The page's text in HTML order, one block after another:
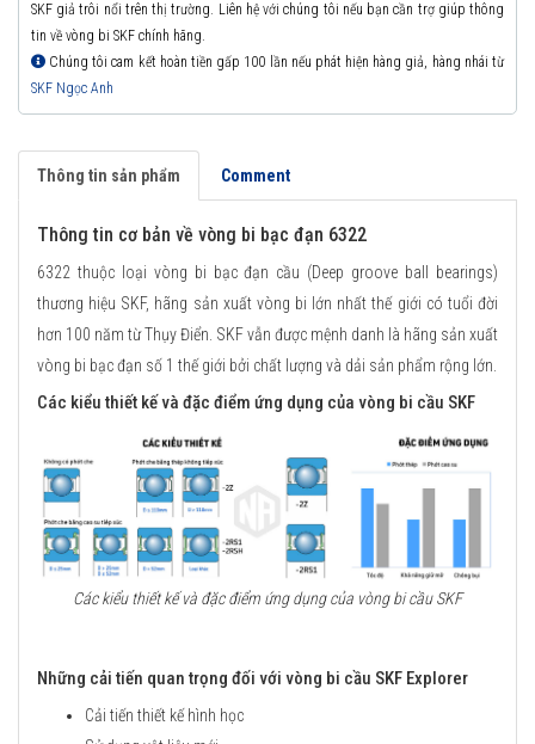
SKF giả trôi nổi trên thị trường. Liên hệ với chúng tôi nếu bạn cần trợ giúp thông
tin về vòng bi SKF chính hãng.
Chúng tôi cam kết hoàn tiền gấp 100 lần nếu phát hiện hàng giả, hàng nhái từ
SKF Ngọc Anh
Thông tin sản phẩm Comment
Thông tin cơ bản về vòng bi bạc đạn 6322
6322 thuộc loại vòng bi bạc đạn cầu (Deep groove ball bearings)
thương hiệu SKF, hãng sản xuất vòng bi lớn nhất thế giới có tuổi đời
hơn 100 năm từ Thụy Điển. SKF vẫn được mệnh danh là hãng sản xuất
vòng bi bạc đạn số 1 thế giới bởi chất lượng và dải sản phẩm rộng lớn.
Các kiểu thiết kế và đặc điểm ứng dụng của vòng bi cầu SKF
Các kiểu thiết kế và đặc điểm ứng dụng của vòng bi cầu SKF
Những cải tiến quan trọng đối với vòng bi cầu SKF Explorer
Cải tiến thiết kế hình học